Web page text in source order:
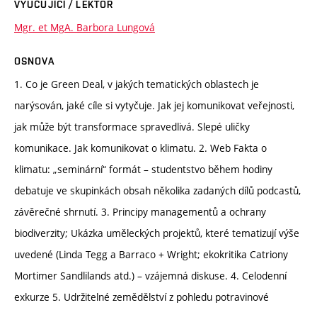
VYUČUJÍCÍ / LEKTOR
Mgr. et MgA. Barbora Lungová
OSNOVA
1. Co je Green Deal, v jakých tematických oblastech je
narýsován, jaké cíle si vytyčuje. Jak jej komunikovat veřejnosti,
jak může být transformace spravedlivá. Slepé uličky
komunikace. Jak komunikovat o klimatu. 2. Web Fakta o
klimatu: „seminární“ formát – studentstvo během hodiny
debatuje ve skupinkách obsah několika zadaných dílů podcastů,
závěrečné shrnutí. 3. Principy managementů a ochrany
biodiverzity; Ukázka uměleckých projektů, které tematizují výše
uvedené (Linda Tegg a Barraco + Wright; ekokritika Catriony
Mortimer Sandlilands atd.) – vzájemná diskuse. 4. Celodenní
exkurze 5. Udržitelné zemědělství z pohledu potravinové